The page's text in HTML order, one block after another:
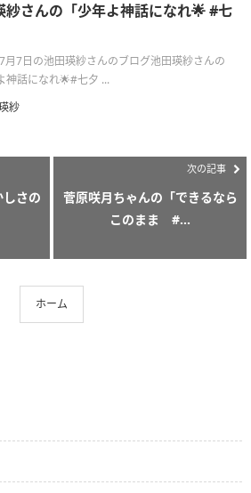
紗さんの「少年よ神話になれ🌟 #七
月7日の池田瑛紗さんのブログ池田瑛紗さんの
神話になれ🌟#七夕 ...
紗
さの
次の記事
菅原咲月ちゃんの「できるなら
このまま #...
ホーム